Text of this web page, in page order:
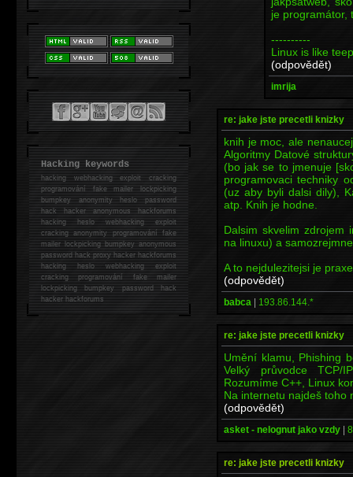
je programátor,
----------
Linux is like
(odpovědět)
imrija
re: jake jste precetli knizky
knih je moc, ale
Algoritmy Datové
(bo jak se to jmenuje
programovaci techniky
(uz aby byli dalsi dily),
atp. Knih je hodne.
Dalsim skvelim zdrojem
na linuxu) a
A to nejdulezitejsi je
(odpovědět)
babca | 193.86.144.*
re: jake jste precetli knizky
Umění klamu, Phishing
Velký průvodce TCP/
Rozumíme C++, Linux
Na internetu najdeš toho
(odpovědět)
asket - nelognut jako vzdy |
re: jake jste precetli knizky
Hacking keywords
hackingwebhacking exploit cracking
programování fake mailer lockpicking
bumpkey anonymity heslo password
hackhacker anonymous hackforums
hackingheslo webhacking exploit
cracking anonymity programování fake
mailer lockpicking bumpkey anonymous
password hack proxy hacker hackforums
hacking heslo webhacking exploit
cracking programování fake mailer
lockpicking bumpkey password hack
hackerhackforums